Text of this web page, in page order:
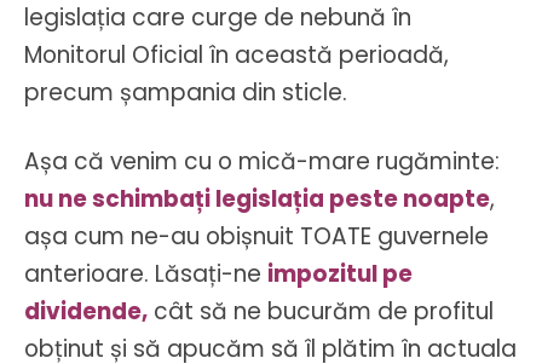
legislația care curge de nebună în
Monitorul Oficial în această perioadă,
precum șampania din sticle.
Așa că venim cu o mică-mare rugăminte:
nu ne schimbați legislația peste noapte,
așa cum ne-au obișnuit TOATE guvernele
anterioare. Lăsați-ne impozitul pe
dividende, cât să ne bucurăm de profitul
obținut și să apucăm să îl plătim în actuala